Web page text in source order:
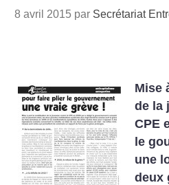
8 avril 2015 par Secrétariat
Mise
de la
CPE
le
une
deux